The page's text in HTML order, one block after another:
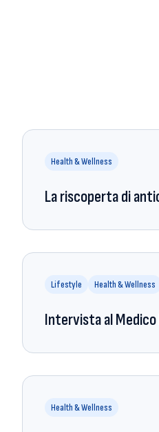
Health & Wellness
La riscoperta di
Lifestyle Health & Wellness
Intervista al
Health & Wellness